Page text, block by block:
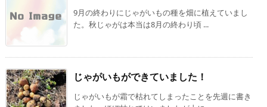
9月の終わりにじゃがいもの種を畑に植えていまし
た。秋じゃがは本当は8月の終わり頃 ...
じゃがいもができていました！
じゃがいもが霜で枯れてしまったことを先週に書き